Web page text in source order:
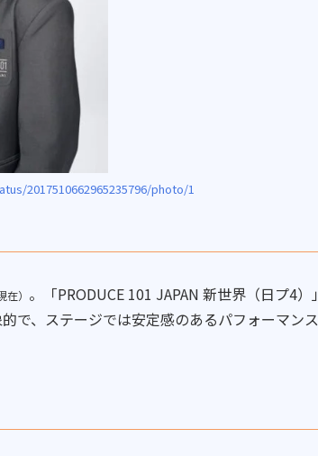
2017510662965235796/photo/1
在） 。「PRODUCE 101 JAPAN 新世界（日プ4）」
で、ステージでは安定感のあるパフォーマンス